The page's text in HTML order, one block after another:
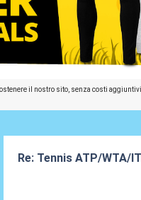
il nostro sito, senza costi aggiuntivi
Re: Tennis ATP/WTA/